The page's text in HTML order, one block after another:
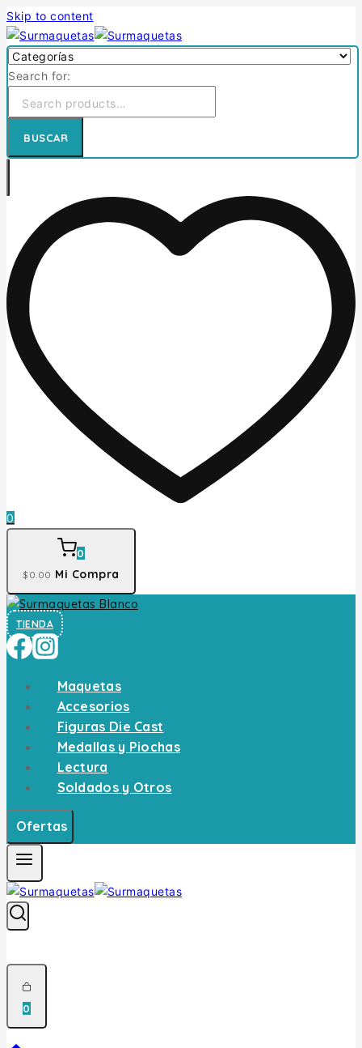
Skip to content
Search for:
BUSCAR
0
0
$0 .00 Mi Compra
TIENDA
Maquetas
Accesorios
Figuras Die Cast
Medallas y Piochas
Lectura
Soldados y Otros
Ofertas
0